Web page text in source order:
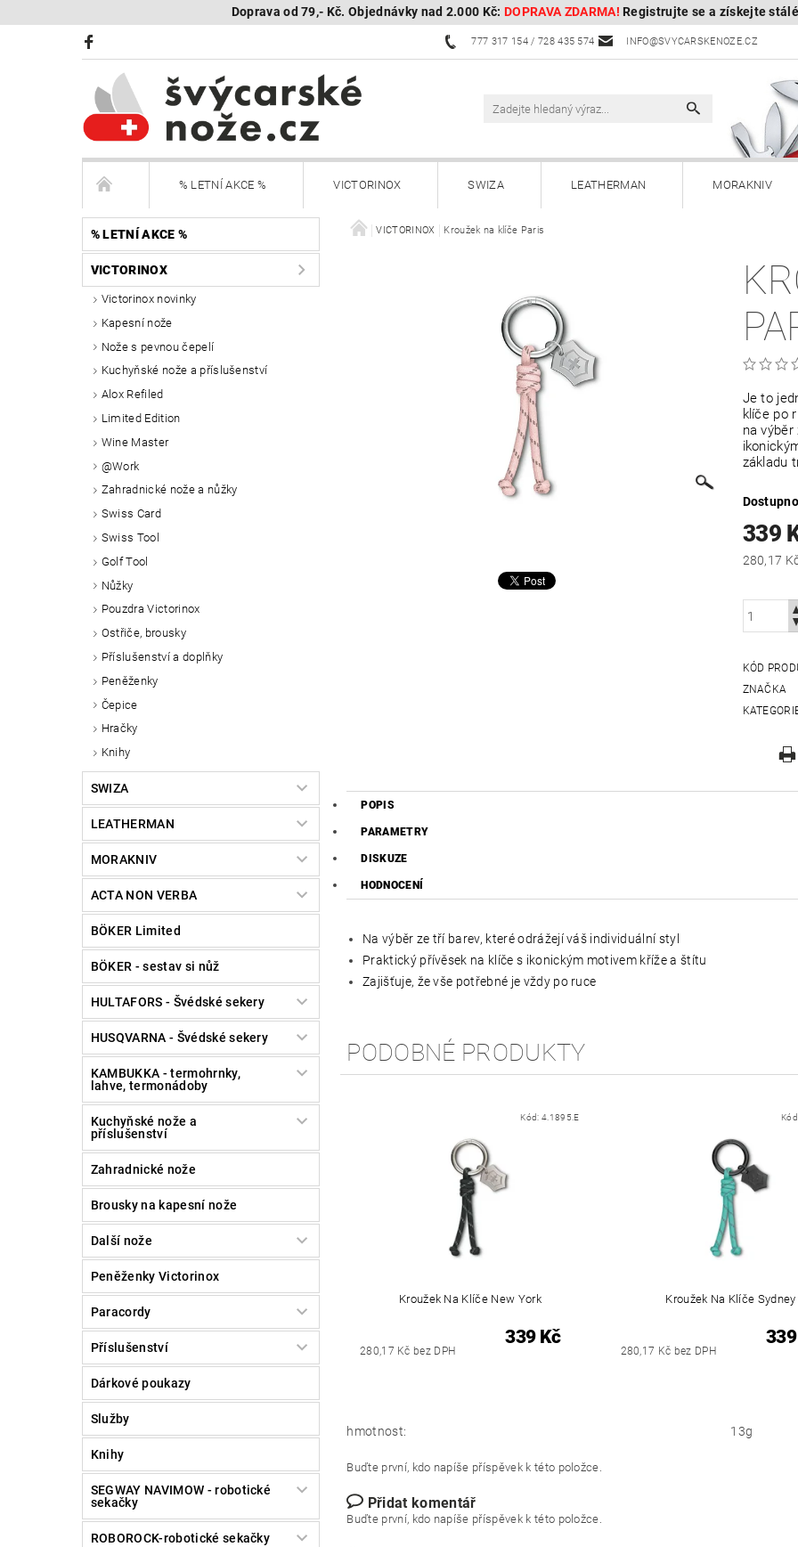
Doprava od 79,- Kč. Objednávky nad 2.000 Kč: DOPRAVA ZDARMA! Registrujte se a získejte
777 317 154 / 728 435 574 INFO@SVYCARSKENOZE.CZ
% LETNÍ AKCE % VICTORINOX SWIZA LEATHERMAN MORAKNIV
BÖKER Limited BÖKER - sestav si nůž HULTAFORS - Švédské sekery
KAMBUKKA - termohrnky, lahve, termonádoby
Další nože Příslušenství Dárkové poukazy
SEGWAY NAVIMOW - robotické sekačky ROBOROCK-robotické sekačky Vrácení,
% LETNÍ AKCE %
VICTORINOX
Victorinox novinky
Kapesní nože
Nože s pevnou čepelí
Kuchyňské nože a příslušenství
Alox Refiled
Limited Edition
Wine Master
@Work
Zahradnické nože a nůžky
Swiss Card
Swiss Tool
Golf Tool
Nůžky
Pouzdra Victorinox
Ostřiče, brousky
Příslušenství a doplňky
Peněženky
Čepice
Hračky
Knihy
SWIZA
LEATHERMAN
MORAKNIV
ACTA NON VERBA
BÖKER Limited
BÖKER - sestav si nůž
HULTAFORS - Švédské sekery
HUSQVARNA - Švédské sekery
KAMBUKKA - termohrnky,
lahve, termonádoby
Kuchyňské nože a
příslušenství
Zahradnické nože
Brousky na kapesní nože
Další nože
Peněženky Victorinox
Paracordy
Příslušenství
Dárkové poukazy
Služby
Knihy
SEGWAY NAVIMOW - robotické
sekačky
ROBOROCK-robotické sekačky
VICTORINOX Kroužek na klíče Paris
Je to
klíče po
na
základu
339
KÓD
ZNAČKA
POPIS
PARAMETRY
DISKUZE
HODNOCENÍ
Na výběr ze tří barev, které odrážejí váš individuální styl
Praktický přívěsek na klíče s ikonickým motivem kříže a štítu
Zajišťuje, že vše potřebné je vždy po ruce
PODOBNÉ PRODUKTY
Kód: 4.1895.E
Kroužek Na Klíče New York
280,17 Kč bez DPH
339 Kč
Kroužek Na Klíče Sydney
280,17 Kč bez DPH
hmotnost: 13g
Buďte první, kdo napíše příspěvek k této položce.
Přidat komentář
Buďte první, kdo napíše příspěvek k této položce.